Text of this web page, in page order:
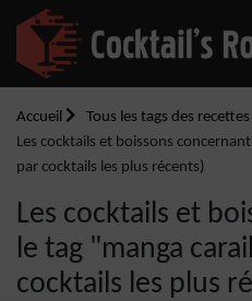
Accueil
Tous les tags des
Les cocktails et boissons
par cocktails les plus récents)
Les cocktails et
le tag "manga
cocktails les plus